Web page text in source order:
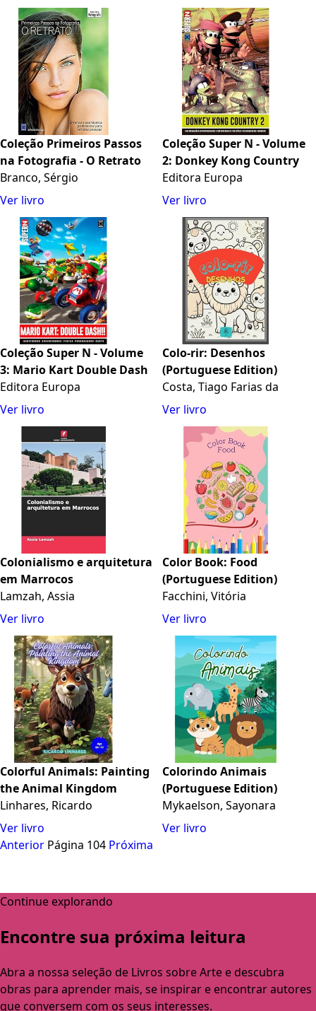
Coleção Primeiros Passos
na Fotografia - O Retrato
Branco, Sérgio
Ver livro
Coleção Super N - Volume
2: Donkey Kong Country
Editora Europa
Ver livro
Coleção Super N - Volume
3: Mario Kart Double Dash
Editora Europa
Ver livro
Colo-rir: Desenhos
(Portuguese Edition)
Costa, Tiago Farias da
Ver livro
Colonialismo e arquitetura
em Marrocos
Lamzah, Assia
Ver livro
Color Book: Food
(Portuguese Edition)
Facchini, Vitória
Ver livro
Colorful Animals: Painting
the Animal Kingdom
Linhares, Ricardo
Ver livro
Colorindo Animais
(Portuguese Edition)
Mykaelson, Sayonara
Ver livro
Anterior Página 104 Próxima
Continue explorando
Encontre sua próxima leitura
Abra a nossa seleção de Livros sobre Arte e descubra
obras para aprender mais, se inspirar e encontrar autores
que conversem com os seus interesses.